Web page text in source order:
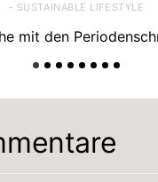
- SUSTAINABLE LIFESTYLE
mit den